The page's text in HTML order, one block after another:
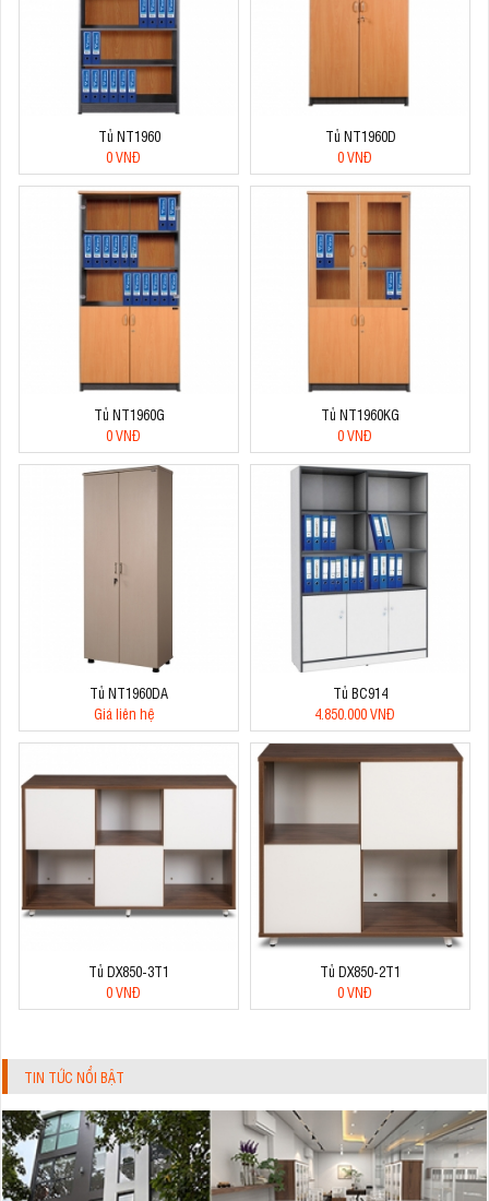
Tủ NT1960
0 VNĐ
Tủ NT1960D
0 VNĐ
Tủ NT1960G
0 VNĐ
Tủ NT1960KG
0 VNĐ
Tủ NT1960DA
Giá liên hệ
Tủ BC914
4.850.000 VNĐ
Tủ DX850-3T1
0 VNĐ
Tủ DX850-2T1
0 VNĐ
TIN TỨC NỔI BẬT